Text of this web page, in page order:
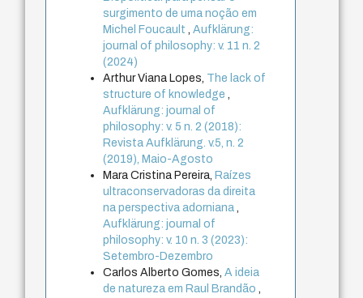
surgimento de uma noção em
Michel Foucault,Aufklärung:
journal of philosophy: v. 11 n. 2
(2024)
Arthur Viana Lopes, The lack of
structure of knowledge,
Aufklärung: journal of
philosophy: v. 5 n. 2 (2018):
Revista Aufklärung. v.5, n. 2
(2019), Maio-Agosto
Mara Cristina Pereira, Raízes
ultraconservadoras da direita
na perspectiva adorniana,
Aufklärung: journal of
philosophy: v. 10 n. 3 (2023):
Setembro-Dezembro
Carlos Alberto Gomes,A ideia
de natureza em Raul Brandão,